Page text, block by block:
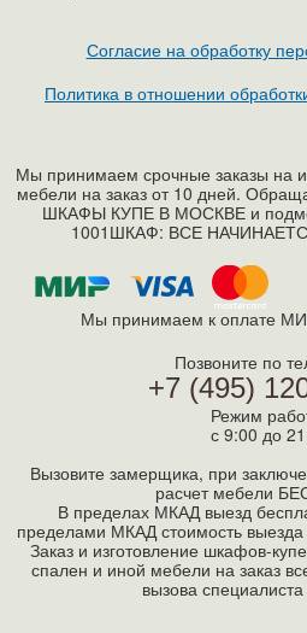
Согласие на обработку
Политика в отношении
Мы принимаем срочные заказы на
мебели на заказ от 10 дней.
ШКАФЫ КУПЕ В МОСКВЕ и
1001ШКАФ: ВСЕ
Мы принимаем к оплате
Позвоните по
+7 (495)
Режим
с 9:00 до
Вызовите замерщика, при
расчет мебели
В пределах МКАД выезд
пределами МКАД стоимость выезда
Заказ и изготовление шкафов-
спален и иной мебели на заказ
вызова